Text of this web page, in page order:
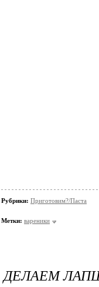
Рубрики: Приготовим?/Паста
Метки: вареники
ДЕЛАЕМ